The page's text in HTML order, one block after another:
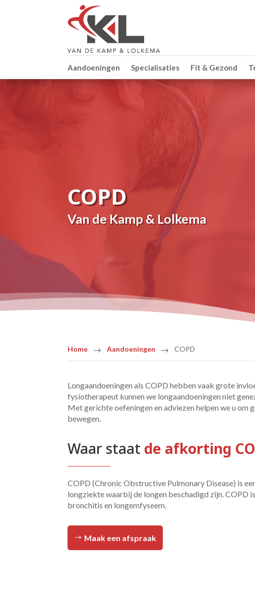
Aandoeningen Specialisaties Fit & Gezond
COPD
Van de Kamp & Lolkema
Home $ Aandoeningen $ COPD
Longaandoeningen als COPD hebben vaak grote
fysiotherapeut kunnen we longaandoeningen niet
Met gerichte oefeningen en adviezen helpen we u om
bewegen.
Waar staat de afkorting
COPD (Chronic Obstructive Pulmonary Disease) is
longziekte waarbij de longen beschadigd zijn. COPD
bronchitis en longemfyseem.
Maak een afspraak